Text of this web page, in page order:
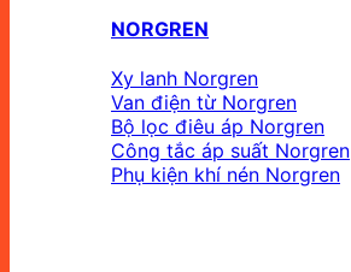
NORGREN
Xy lanh Norgren
Van điện từ Norgren
Bộ lọc điêu áp Norgren
Công tắc áp suất Norgren
Phụ kiện khí nén Norgren